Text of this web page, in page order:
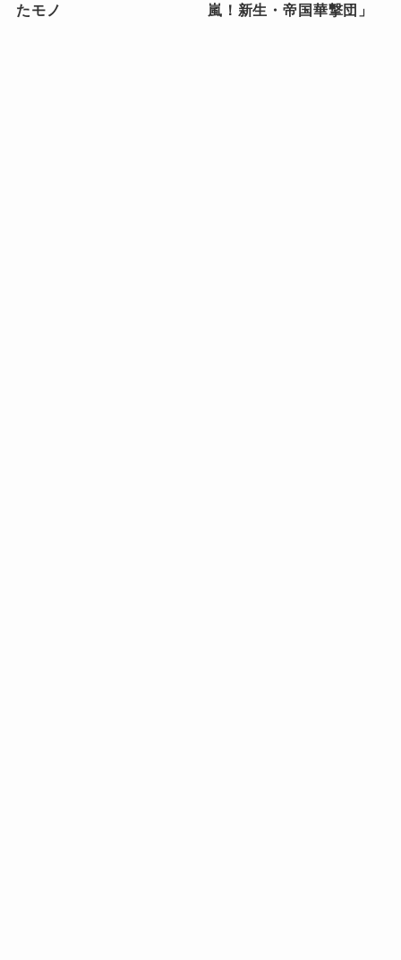
たモノ
嵐！新生・帝国華撃団」